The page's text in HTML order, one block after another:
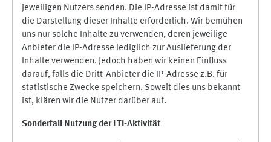
jeweiligen Nutzers senden. Die IP-Adresse ist damit für
die Darstellung dieser Inhalte erforderlich. Wir bemühen
uns nur solche Inhalte zu verwenden, deren jeweilige
Anbieter die IP-Adresse lediglich zur Auslieferung der
Inhalte verwenden. Jedoch haben wir keinen Einfluss
darauf, falls die Dritt-Anbieter die IP-Adresse z.B. für
statistische Zwecke speichern. Soweit dies uns bekannt
ist, klären wir die Nutzer darüber auf.
Sonderfall Nutzung der LTI-Aktivität